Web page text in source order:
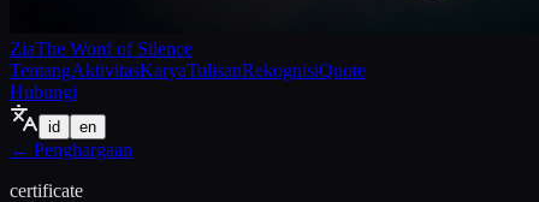
ZiaThe Word of Silence
TentangAktivitasKaryaTulisanRekognisiQuote
Hubungi
id en
← Penghargaan
certificate